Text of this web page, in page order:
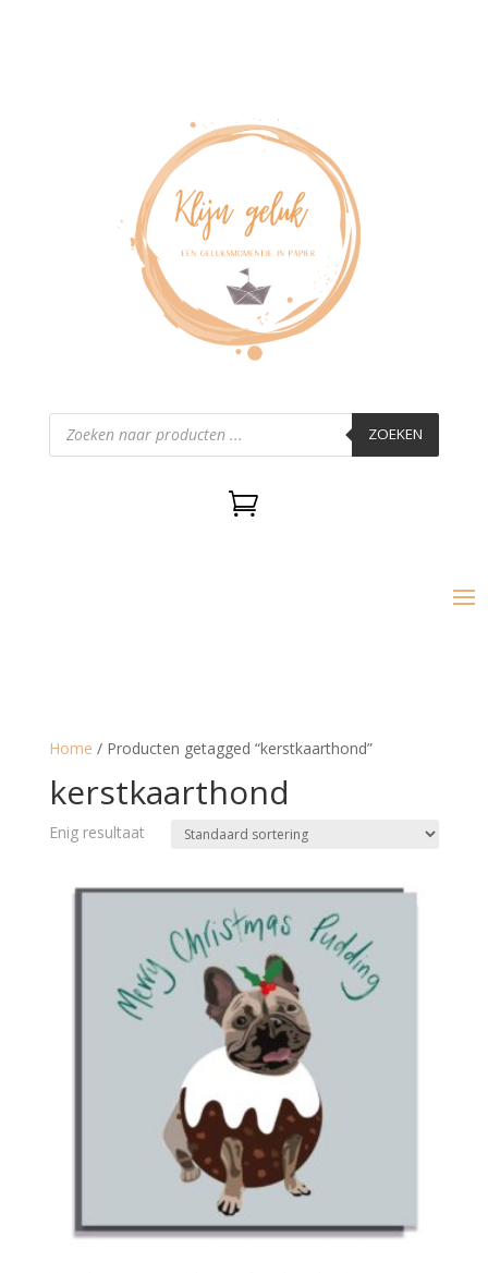
Producten
zoeken ZOEKEN

Home / Producten getagged “kerstkaarthond”
kerstkaarthond
Enig resultaat